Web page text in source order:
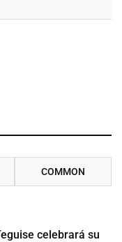
COMMON
celebrará su